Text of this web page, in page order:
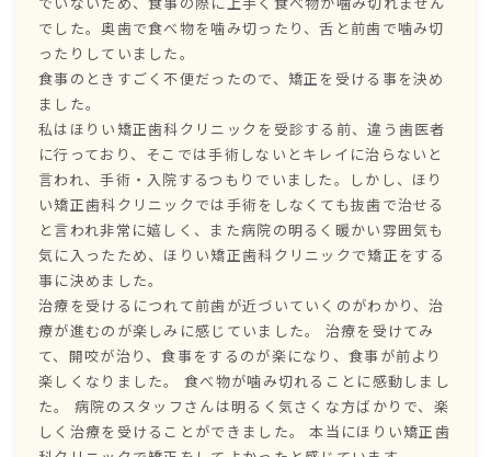
でした。奥歯で食べ物を噛み切ったり、舌と前歯で噛み切
ったりしていました。
食事のときすごく不便だったので、矯正を受ける事を決め
ました。
私はほりい矯正歯科クリニックを受診する前、違う歯医者
に行っており、そこでは手術しないとキレイに治らないと
言われ、手術・入院するつもりでいました。しかし、ほり
い矯正歯科クリニックでは手術をしなくても抜歯で治せる
と言われ非常に嬉しく、また病院の明るく暖かい雰囲気も
気に入ったため、ほりい矯正歯科クリニックで矯正をする
事に決めました。
治療を受けるにつれて前歯が近づいていくのがわかり、治
療が進むのが楽しみに感じていました。 治療を受けてみ
て、開咬が治り、食事をするのが楽になり、食事が前より
楽しくなりました。 食べ物が噛み切れることに感動しまし
た。 病院のスタッフさんは明るく気さくな方ばかりで、楽
しく治療を受けることができました。 本当にほりい矯正歯